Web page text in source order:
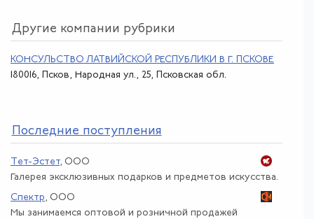
Другие компании рубрики
КОНСУЛЬСТВО ЛАТВИЙСКОЙ РЕСПУБЛИКИ В Г. ПСКОВЕ
180016, Псков, Народная ул., 25, Псковская обл.
Последние поступления
Тет-Эстет, ООО
Галерея эксклюзивных подарков и предметов искусства.
Спектр , ООО
Мы занимаемся оптовой и розничной продажей